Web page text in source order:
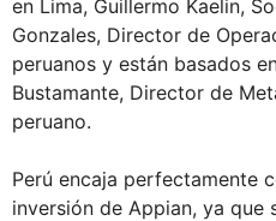
en Lima, Guillermo Kaelin,
Gonzales, Director de
peruanos y están basados
Bustamante, Director de
peruano.
Perú encaja perfectamente
inversión de Appian, ya que